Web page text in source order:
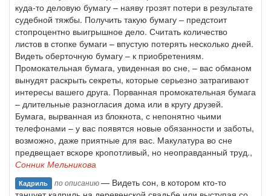
куда-то деловую бумагу – наяву грозят потери в результате
судебной тяжбы. Получить такую бумагу – предстоит
стопроцентно выигрышное дело. Считать количество
листов в стопке бумаги – впустую потерять несколько дней.
Видеть оберточную бумагу – к приобретениям.
Промокательная бумага, увиденная во сне, – вас обманом
вынудят раскрыть секреты, которые серьезно затрагивают
интересы вашего друга. Порванная промокательная бумага
– длительные разногласия дома или в кругу друзей.
Бумага, вырванная из блокнота, с непонятно чьими
телефонами – у вас появятся новые обязанности и заботы,
возможно, даже приятные для вас. Макулатура во сне
предвещает вскоре кропотливый, но неоправданный труд.,
Сонник Мельникова
Кадриль по описанию— Видеть сон, в котором кто-то